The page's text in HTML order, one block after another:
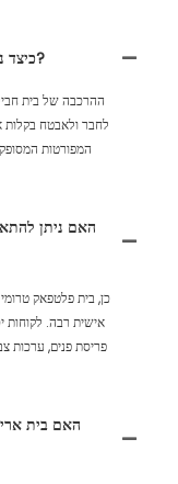
כיצד ניתן להרכיב את בית החבילה השטוח הזה?
ההרכבה של בית
לחבר ולאבטח בקלות
המפורטות
האם ניתן
כן, בית פלטפאק
אישית רבה. לקוחות
פריסת פנים, ערכות
האם בית